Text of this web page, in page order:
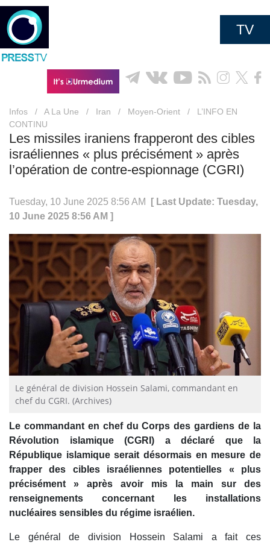
TV
Infos / A La Une / Iran / Moyen-Orient /
L’INFO EN
CONTINU
Les missiles iraniens frapperont des cibles
israéliennes « plus précisément » après
l’opération de contre-espionnage (CGRI)
Tuesday, 10 June 2025 8:56 AM
[ Last Update: Tuesday,
10 June 2025 8:56 AM ]
Le général de division Hossein Salami, commandant en
chef du CGRI. (Archives)
Le commandant en chef du Corps des gardiens de la
Révolution islamique (CGRI) a déclaré que la
République islamique serait désormais en mesure de
frapper des cibles israéliennes potentielles « plus
précisément » après avoir mis la main sur des
renseignements concernant les installations
nucléaires sensibles du régime israélien.
Le général de division Hossein Salami a fait ces